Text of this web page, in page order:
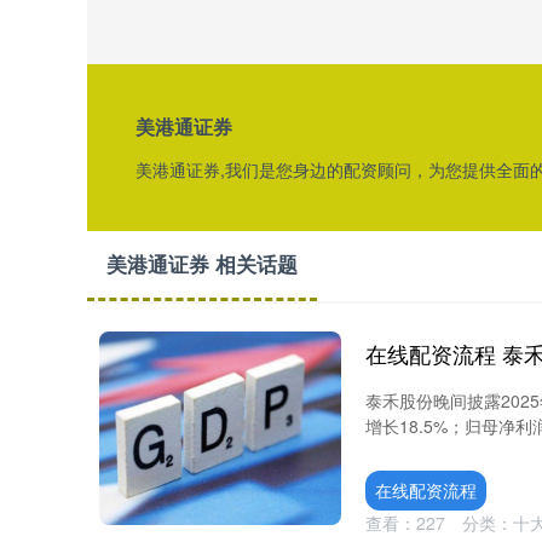
美港通证券
美港通证券,我们是您身边的配资顾问，为您提供全
美港通证券 相关话题
泰禾股份晚间披露
增长18.5%；归母净利
在线配资流程
查看： 227 分类： 十